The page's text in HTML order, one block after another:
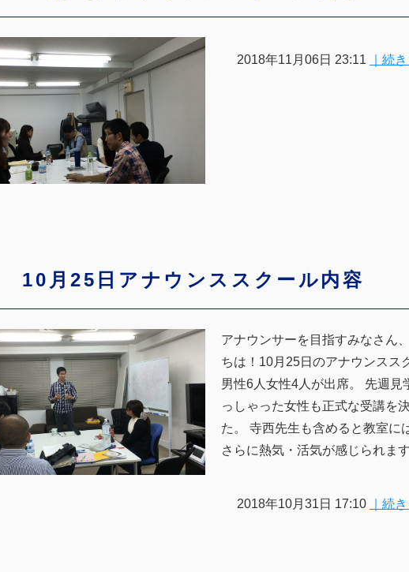
2018年11月06日 23:11 ｜続
10月25日アナウンススクール内容
アナウンサーを目指すみなさん
ちは！10月25日のアナウンスス
男性6人女性4人が出席。 先週見
っしゃった女性も正式な受講を
た。 寺西先生も含めると教室に
さらに熱気・活気が感じられます
2018年10月31日 17:10 ｜続